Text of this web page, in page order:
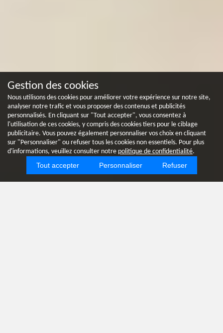
Gestion des cookies
Nous utilisons des cookies pour améliorer votre expérience sur notre site,
analyser notre trafic et vous proposer des contenus et publicités
personnalisés. En cliquant sur "Tout accepter", vous consentez à
l'utilisation de ces cookies, y compris des cookies tiers pour le ciblage
publicitaire. Vous pouvez également personnaliser vos choix en cliquant
sur "Personnaliser" ou refuser tous les cookies non essentiels. Pour plus
d'informations, veuillez consulter notre politique de confidentialité.
Tout accepter Personnaliser Refuser